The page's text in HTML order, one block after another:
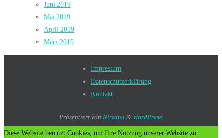
Juni 2019
Mai 2019
April 2019
März 2019
Impressum
Datenschutzerklärung
Kontakt
Präsentiert von Nirvana & WordPress.
Diese Website benutzt Cookies, um Ihre Nutzung unserer Website zu